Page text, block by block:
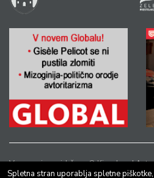
Vse pravice pridržane © Kinodvor |
Spletna stran uporablja spletne